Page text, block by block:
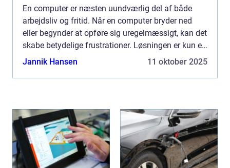
En computer er næsten uundværlig del af både
arbejdsliv og fritid. Når en computer bryder ned
eller begynder at opføre sig uregelmæssigt, kan det
skabe betydelige frustrationer. Løsningen er kun et
stenkast...
Jannik Hansen 11 oktober 2025